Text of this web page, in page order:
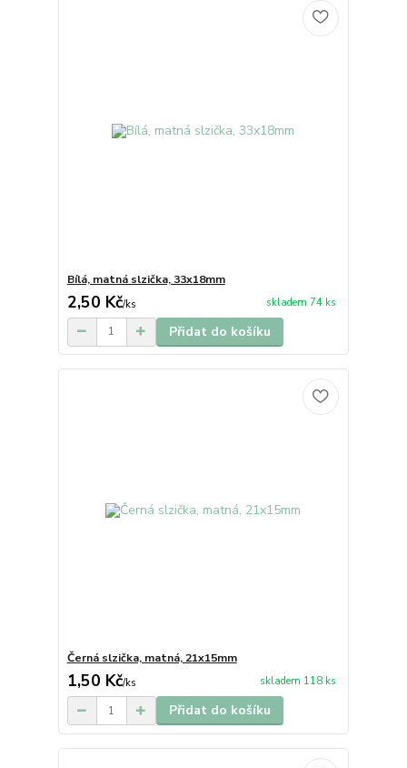
Bílá, matná slzička, 33x18mm
2,50 Kč/ks skladem 74 ks
Přidat do košíku
Černá slzička, matná, 21x15mm
1,50 Kč/ks skladem 118 ks
Přidat do košíku